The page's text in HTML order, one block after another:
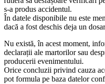
s-a produs accidentul.
În datele disponibile nu este
dacă a fost deschis deja un
Nu există, în acest moment,
declarații ale martorilor sau
producerii evenimentului.
Orice concluzii privind cauza
pot formula pe baza datelor